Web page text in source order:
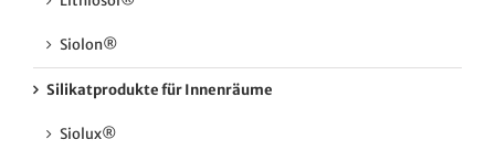
Siolon®
Silikatprodukte für Innenräume
Siolux®